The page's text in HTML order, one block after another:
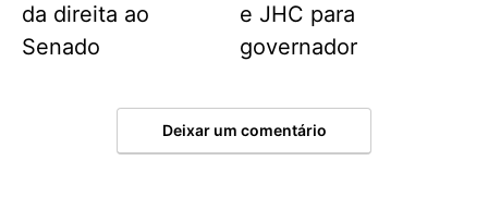
da direita ao
Senado
e JHC para
governador
Deixar um comentário